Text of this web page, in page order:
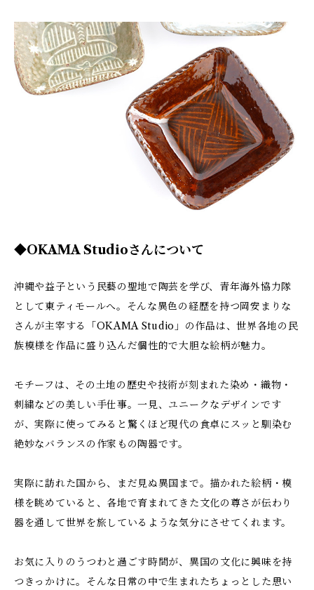
◆OKAMA Studioさんについて
沖縄や益子という民藝の聖地で陶芸を学び、青年海外協力隊
として東ティモールへ。そんな異色の経歴を持つ岡安まりな
さんが主宰する「OKAMA Studio」の作品は、世界各地の民
族模様を作品に盛り込んだ個性的で大胆な絵柄が魅力。
モチーフは、その土地の歴史や技術が刻まれた染め・織物・
刺繍などの美しい手仕事。一見、ユニークなデザインです
が、実際に使ってみると驚くほど現代の食卓にスッと馴染む
絶妙なバランスの作家もの陶器です。
実際に訪れた国から、まだ見ぬ異国まで。描かれた絵柄・模
様を眺めていると、各地で育まれてきた文化の尊さが伝わり
器を通して世界を旅しているような気分にさせてくれます。
お気に入りのうつわと過ごす時間が、異国の文化に興味を持
つきっかけに。そんな日常の中で生まれたちょっとした思い